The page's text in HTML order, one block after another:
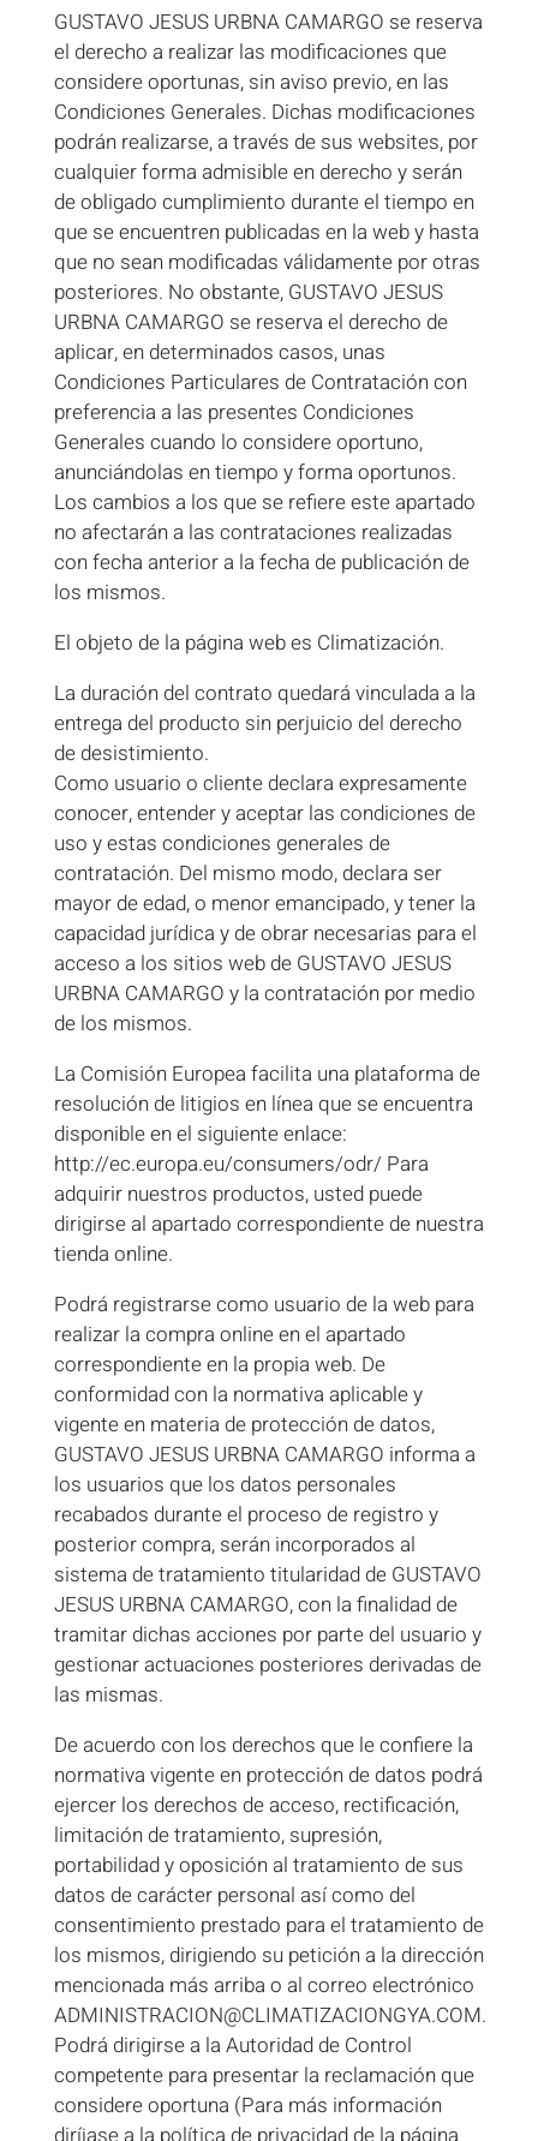
GUSTAVO JESUS URBNA CAMARGO se reserva
el derecho a realizar las modificaciones que
considere oportunas, sin aviso previo, en las
Condiciones Generales. Dichas modificaciones
podrán realizarse, a través de sus websites, por
cualquier forma admisible en derecho y serán
de obligado cumplimiento durante el tiempo en
que se encuentren publicadas en la web y hasta
que no sean modificadas válidamente por otras
posteriores. No obstante, GUSTAVO JESUS
URBNA CAMARGO se reserva el derecho de
aplicar, en determinados casos, unas
Condiciones Particulares de Contratación con
preferencia a las presentes Condiciones
Generales cuando lo considere oportuno,
anunciándolas en tiempo y forma oportunos.
Los cambios a los que se refiere este apartado
no afectarán a las contrataciones realizadas
con fecha anterior a la fecha de publicación de
los mismos.
El objeto de la página web es Climatización.
La duración del contrato quedará vinculada a la
entrega del producto sin perjuicio del derecho
de desistimiento.
Como usuario o cliente declara expresamente
conocer, entender y aceptar las condiciones de
uso y estas condiciones generales de
contratación. Del mismo modo, declara ser
mayor de edad, o menor emancipado, y tener la
capacidad jurídica y de obrar necesarias para el
acceso a los sitios web de GUSTAVO JESUS
URBNA CAMARGO y la contratación por medio
de los mismos.
La Comisión Europea facilita una plataforma de
resolución de litigios en línea que se encuentra
disponible en el siguiente enlace:
http://ec.europa.eu/consumers/odr/ Para
adquirir nuestros productos, usted puede
dirigirse al apartado correspondiente de nuestra
tienda online.
Podrá registrarse como usuario de la web para
realizar la compra online en el apartado
correspondiente en la propia web. De
conformidad con la normativa aplicable y
vigente en materia de protección de datos,
GUSTAVO JESUS URBNA CAMARGO informa a
los usuarios que los datos personales
recabados durante el proceso de registro y
posterior compra, serán incorporados al
sistema de tratamiento titularidad de GUSTAVO
JESUS URBNA CAMARGO, con la finalidad de
tramitar dichas acciones por parte del usuario y
gestionar actuaciones posteriores derivadas de
las mismas.
De acuerdo con los derechos que le confiere la
normativa vigente en protección de datos podrá
ejercer los derechos de acceso, rectificación,
limitación de tratamiento, supresión,
portabilidad y oposición al tratamiento de sus
datos de carácter personal así como del
consentimiento prestado para el tratamiento de
los mismos, dirigiendo su petición a la dirección
mencionada más arriba o al correo electrónico
ADMINISTRACION@CLIMATIZACIONGYA.COM.
Podrá dirigirse a la Autoridad de Control
competente para presentar la reclamación que
considere oportuna (Para más información